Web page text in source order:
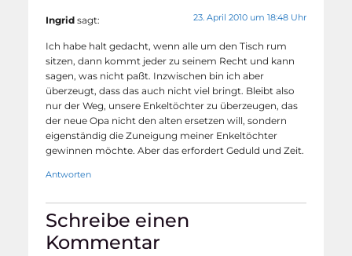
Ingrid sagt: 23. April 2010 um 18:48 Uhr
Ich habe halt gedacht, wenn alle um den Tisch rum
sitzen, dann kommt jeder zu seinem Recht und kann
sagen, was nicht paßt. Inzwischen bin ich aber
überzeugt, dass das auch nicht viel bringt. Bleibt also
nur der Weg, unsere Enkeltöchter zu überzeugen, das
der neue Opa nicht den alten ersetzen will, sondern
eigenständig die Zuneigung meiner Enkeltöchter
gewinnen möchte. Aber das erfordert Geduld und Zeit.
Antworten
Schreibe einen
Kommentar